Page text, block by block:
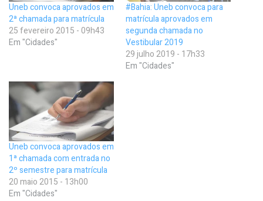
Uneb convoca aprovados em
2ª chamada para matrícula
25 fevereiro 2015 - 09h43
Em "Cidades"
#Bahia: Uneb convoca para
matrícula aprovados em
segunda chamada no
Vestibular 2019
29 julho 2019 - 17h33
Em "Cidades"
Uneb convoca aprovados em
1ª chamada com entrada no
2º semestre para matrícula
20 maio 2015 - 13h00
Em "Cidades"